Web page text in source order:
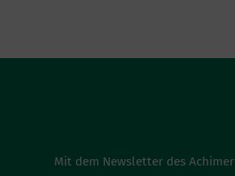
Mit dem Newsletter des Achimer